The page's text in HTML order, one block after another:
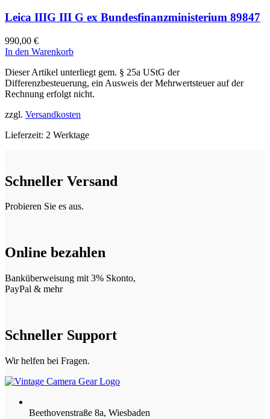
Leica IIIG III G ex Bundesfinanzministerium 89847
990,00 €
In den Warenkorb
Dieser Artikel unterliegt gem. § 25a UStG der
Differenzbesteuerung, ein Ausweis der Mehrwertsteuer auf der
Rechnung erfolgt nicht.
zzgl. Versandkosten
Lieferzeit: 2 Werktage
Schneller Versand
Probieren Sie es aus.
Online bezahlen
Banküberweisung mit 3% Skonto,
PayPal & mehr
Schneller Support
Wir helfen bei Fragen.
Beethovenstraße 8a, Wiesbaden